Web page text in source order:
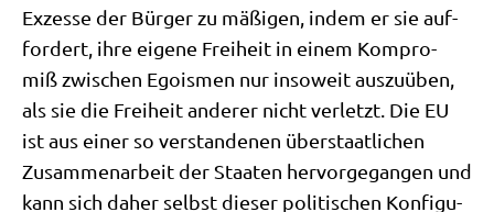
Exzes­se der Bür­ger zu mäßi­gen, indem er sie auf­
for­dert, ihre eige­ne Frei­heit in einem Kom­pro­
miß zwi­schen Ego­is­men nur inso­weit aus­zu­üben,
als sie die Frei­heit ande­rer nicht ver­letzt. Die EU
ist aus einer so ver­stan­de­nen über­staat­li­chen
Zusam­men­ar­beit der Staa­ten her­vor­ge­gan­gen und
kann sich daher selbst die­ser poli­ti­schen Kon­fi­gu­